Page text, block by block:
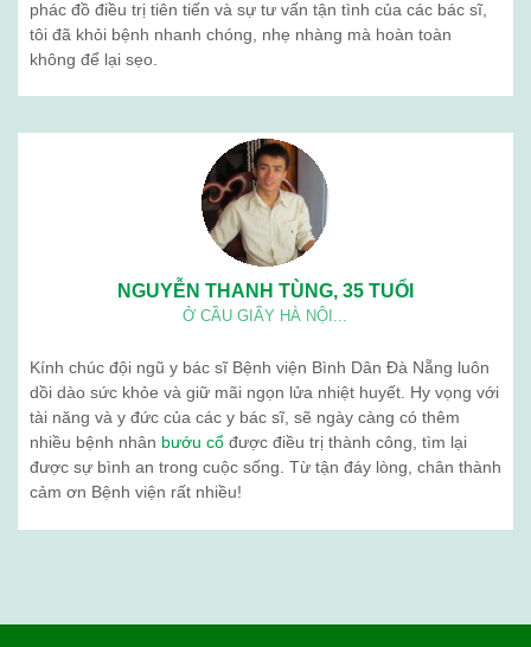
phác đồ điều trị tiên tiến và sự tư vấn tận tình của các bác sĩ,
tôi đã khỏi bệnh nhanh chóng, nhẹ nhàng mà hoàn toàn
không để lại sẹo.
NGUYỄN THANH TÙNG, 35 TUỔI
Ở CẦU GIẤY HÀ NỘI...
Kính chúc đội ngũ y bác sĩ Bệnh viện Bình Dân Đà Nẵng luôn
dồi dào sức khỏe và giữ mãi ngọn lửa nhiệt huyết. Hy vọng với
tài năng và y đức của các y bác sĩ, sẽ ngày càng có thêm
nhiều bệnh nhân bướu cổ được điều trị thành công, tìm lại
được sự bình an trong cuộc sống. Từ tận đáy lòng, chân thành
cảm ơn Bệnh viện rất nhiều!